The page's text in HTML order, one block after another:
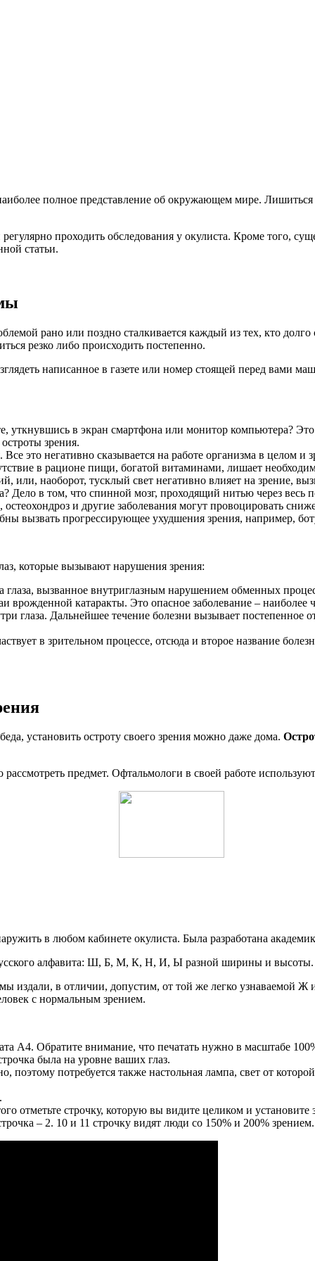
полное представление об окружающем мире.
проходить обследования у окулиста. Кроме того,
статьи.
рано или поздно сталкивается каждый из тех, кто
резко либо происходить постепенно.
написанное в газете или номер стоящей перед вами
уткнувшись в экран смартфона или монитор компьютера?
зрения.
это негативно сказывается на работе организма в целом
в рационе пищи, богатой витаминами, лишает
или, наоборот, тусклый свет негативно влияет на зрение,
Дело в том, что спинной мозг, проходящий нитью через весь
и другие заболевания могут провоцировать
вызвать прогрессирующее ухудшения зрения, например,
которые вызывают нарушения зрения:
вызванное внутриглазным нарушением обменных
катаракты. Это опасное заболевание – наиболее
глаза. Дальнейшее течение болезни вызывает
в зрительном процессе, отсюда и второе название
установить остроту своего зрения можно даже дома.
рассмотреть предмет. Офтальмологи в своей работе
в любом кабинете окулиста. Была разработана
алфавита: Ш, Б, М, К, Н, И, Ы разной ширины и высоты.
издали, в отличии, допустим, от той же легко узнаваемой
с нормальным зрением.
А4. Обратите внимание, что печатать нужно в масштабе
была на уровне ваших глаз.
поэтому потребуется также настольная лампа, свет от
отметьте строчку, которую вы видите целиком и
– 2. 10 и 11 строчку видят люди со 150% и 200% зрением.